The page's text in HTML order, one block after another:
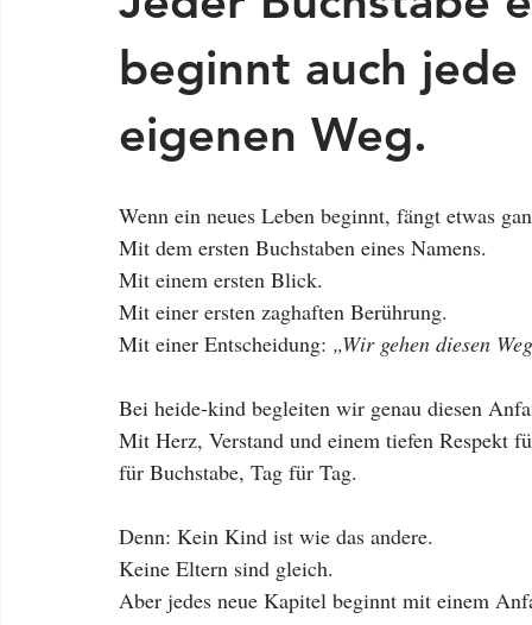
beginnt auch
eigenen Weg.
Wenn ein neues Leben beginnt, fängt etwas
Mit dem ersten Buchstaben eines Namens.
Mit einem ersten Blick.
Mit einer ersten zaghaften Berührung.
Mit einer Entscheidung: „Wir gehen diesen
Bei heide-kind begleiten wir genau diesen
Mit Herz, Verstand und einem tiefen Respekt
für Buchstabe, Tag für Tag.
Denn: Kein Kind ist wie das andere.
Keine Eltern sind gleich.
Aber jedes neue Kapitel beginnt mit einem